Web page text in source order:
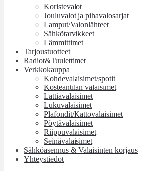
Koristevalot
Jouluvalot ja pihavalosarjat
Lamput/Valonlähteet
Sähkötarvikkeet
Lämmittimet
Tarjoustuotteet
Radiot&Tuulettimet
Verkkokauppa
Kohdevalaisimet/spotit
Kosteantilan valaisimet
Lattiavalaisimet
Lukuvalaisimet
Plafondit/Kattovalaisimet
Pöytävalaisimet
Riippuvalaisimet
Seinävalaisimet
Sähköasennus & Valaisinten korjaus
Yhteystiedot